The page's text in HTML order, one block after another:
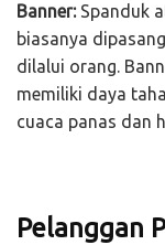
Banner:Spanduk
biasanya
dilalui orang.
memiliki daya
cuaca panas dan
Pelanggan